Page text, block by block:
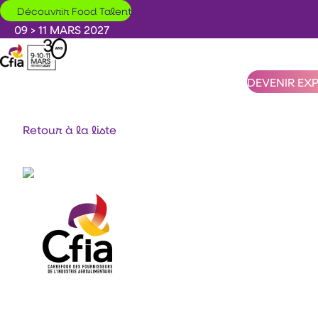
Aller au contenu principal
Découvrir Food Talent
09 > 11 MARS 2027
DEVENIR
Retour à la liste